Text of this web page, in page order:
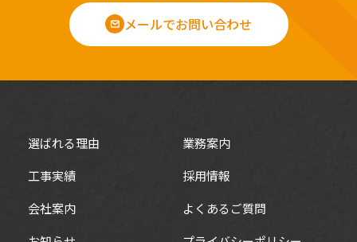
メールでお問い合わせ
選ばれる理由
業務案内
工事実績
採用情報
会社案内
よくあるご質問